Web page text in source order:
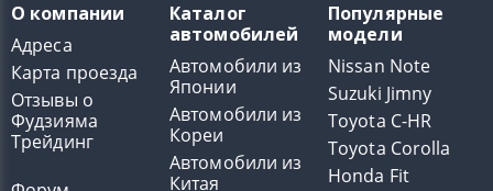
О компании
Адреса
Карта проезда
Отзывы о
Фудзияма
Трейдинг
Каталог
автомобилей
Автомобили из
Японии
Автомобили из
Кореи
Автомобили из
Китая
Популярные
модели
Nissan Note
Suzuki Jimny
Toyota C-HR
Toyota Corolla
Honda Fit